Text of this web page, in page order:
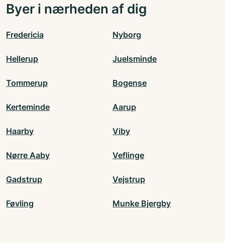
Byer i nærheden af dig
Fredericia Nyborg
Hellerup Juelsminde
Tommerup Bogense
Kerteminde Aarup
Haarby Viby
Nørre Aaby Veflinge
Gadstrup Vejstrup
Føvling Munke Bjergby